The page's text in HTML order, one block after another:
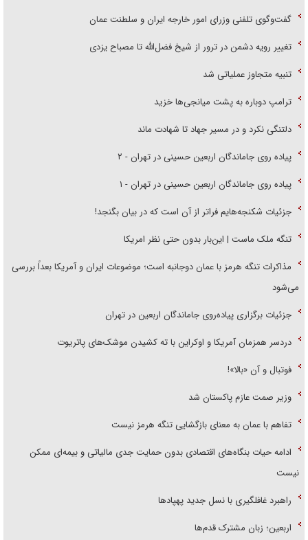
گفت‌وگوی تلفنی وزرای امور خارجه ایران و سلطنت عمان
تغییر رویه دشمن در ترور از شیخ فضل‌الله تا مصباح یزدی
تنبیه متجاوز عملیاتی شد
ترامپ دوباره به پشت میانجی‌ها خزید
دلتنگی نکرد و در مسیر جهاد تا شهادت ماند
پیاده روی جاماندگان اربعین حسینی در تهران - ۲
پیاده روی جاماندگان اربعین حسینی در تهران - ۱
جزئیات شکنجه‌هایم فراتر از آن است که در بیان بگنجد!
تنگه ملک ماست | این‌بار بدون حتی نظر امریکا
مذاکرات تنگه هرمز با عمان دوجانبه است؛ موضوعات ایران و آمریکا بعداً بررسی
می‌شود
جزئیات برگزاری پیاده‌روی جاماندگان اربعین در تهران
دردسر همزمان آمریکا و اوکراین با ته کشیدن موشک‌های پاتریوت
فوتبال و آن «بالا»!
وزیر صمت عازم پاکستان شد
تفاهم با عمان به معنای بازگشایی تنگه هرمز نیست
ادامه حیات بنگاه‌های اقتصادی بدون حمایت جدی مالیاتی و بیمه‌ای ممکن
نیست
راهبرد غافلگیری با نسل جدید پهپاد‌ها
اربعین؛ زبان مشترک قدم‌ها